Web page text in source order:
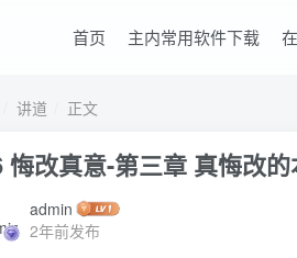
首页 主内常用软件下载
讲道 正文
悔改真意-第三章 真悔改
admin
2年前发布